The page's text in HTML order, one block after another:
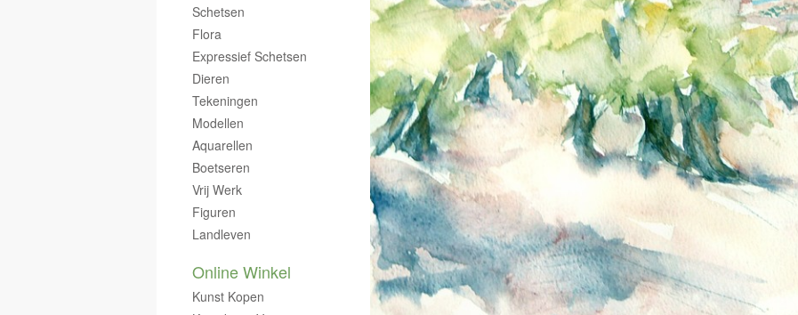
Schetsen
Flora
Expressief Schetsen
Dieren
Tekeningen
Modellen
Aquarellen
Boetseren
Vrij Werk
Figuren
Landleven
Online Winkel
Kunst Kopen